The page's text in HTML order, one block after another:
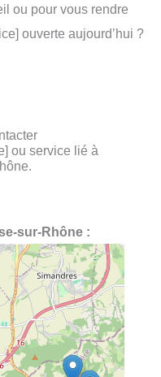
ou pour vous rendre
ouverte aujourd’hui ?
ou service lié à
sur-Rhône :